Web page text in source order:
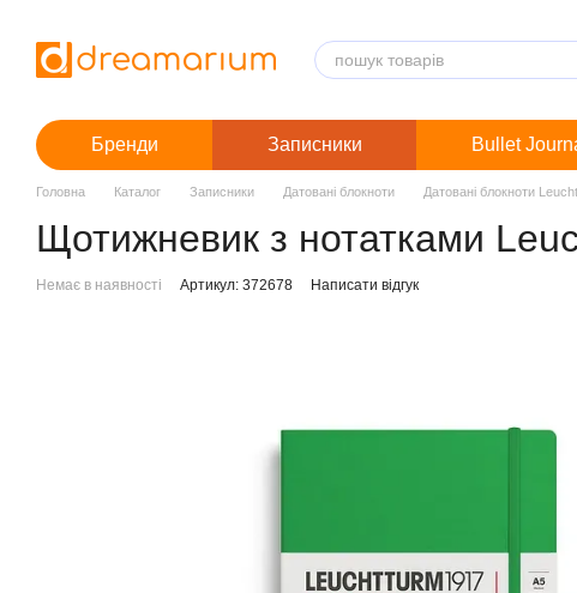
Бренди Записники Bullet
Головна Каталог Записники Датовані блокноти Датовані блокноти
Щотижневик з нотатками
Немає в наявності Артикул: 372678 Написати відгук